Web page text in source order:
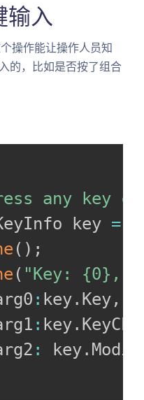
输入
操作能让操作人员知
的，比如是否按了组合
any key
key =
( ) ;
( "Key: {0},
: key. Key,
: key.
: key.